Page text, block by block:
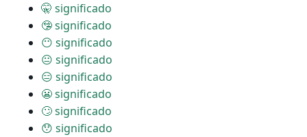
🤫 significado
🤥 significado
😶 significado
😐 significado
😑 significado
😬 significado
🙄 significado
😯 significado